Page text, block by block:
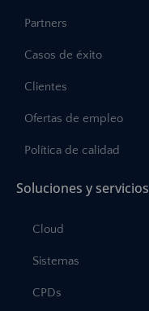
Partners
Casos de éxito
Clientes
Ofertas de empleo
Política de calidad
Soluciones y servicios
Cloud
Sistemas
CPDs